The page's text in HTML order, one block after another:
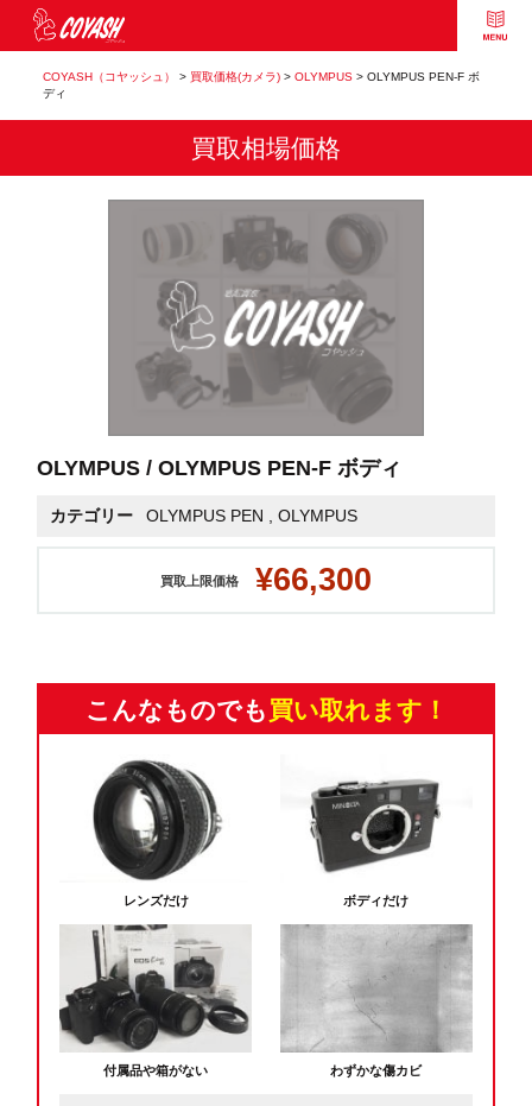
COYASH（コヤッシュ） > 買取価格(カメラ)> OLYMPUS> OLYMPUS PEN-F ボ
ディ
買取相場価格
OLYMPUS / OLYMPUS PEN-F ボディ
カテゴリー OLYMPUS PEN OLYMPUS
買取上限価格 ¥66,300
こんなものでも 買い取れます！
レンズだけ ボディだけ
付属品や箱がない わずかな傷カビ